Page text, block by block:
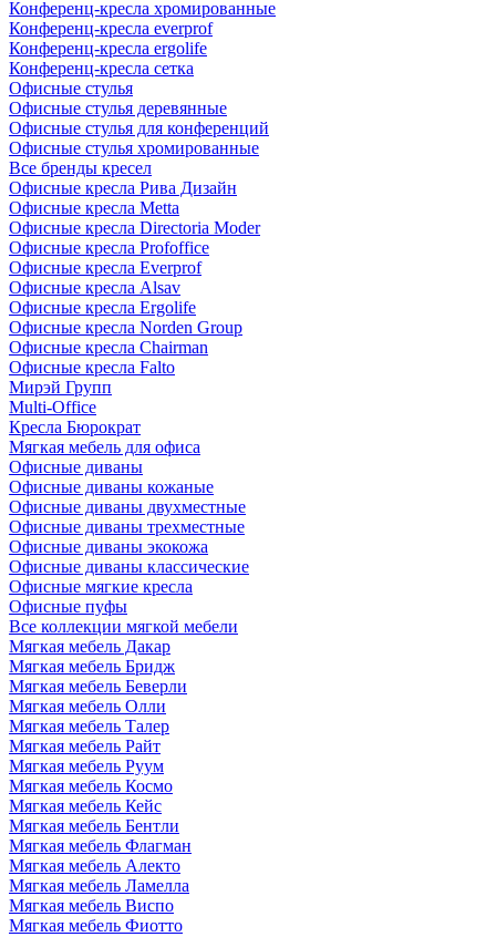
Конференц-кресла хромированные
Конференц-кресла everprof
Конференц-кресла ergolife
Конференц-кресла сетка
Офисные стулья
Офисные стулья деревянные
Офисные стулья для конференций
Офисные стулья хромированные
Все бренды кресел
Офисные кресла Рива Дизайн
Офисные кресла Metta
Офисные кресла Directoria Moder
Офисные кресла Profoffice
Офисные кресла Everprof
Офисные кресла Alsav
Офисные кресла Ergolife
Офисные кресла Norden Group
Офисные кресла Chairman
Офисные кресла Falto
Мирэй Групп
Multi-Office
Кресла Бюрократ
Мягкая мебель для офиса
Офисные диваны
Офисные диваны кожаные
Офисные диваны двухместные
Офисные диваны трехместные
Офисные диваны экокожа
Офисные диваны классические
Офисные мягкие кресла
Офисные пуфы
Все коллекции мягкой мебели
Мягкая мебель Дакар
Мягкая мебель Бридж
Мягкая мебель Беверли
Мягкая мебель Олли
Мягкая мебель Талер
Мягкая мебель Райт
Мягкая мебель Руум
Мягкая мебель Космо
Мягкая мебель Кейс
Мягкая мебель Бентли
Мягкая мебель Флагман
Мягкая мебель Алекто
Мягкая мебель Ламелла
Мягкая мебель Виспо
Мягкая мебель Фиотто